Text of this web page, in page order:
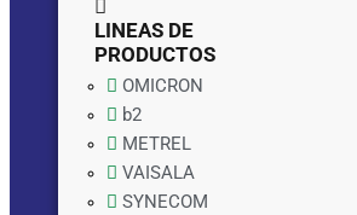
LINEAS DE
PRODUCTOS
OMICRON
b2
METREL
VAISALA
SYNECOM